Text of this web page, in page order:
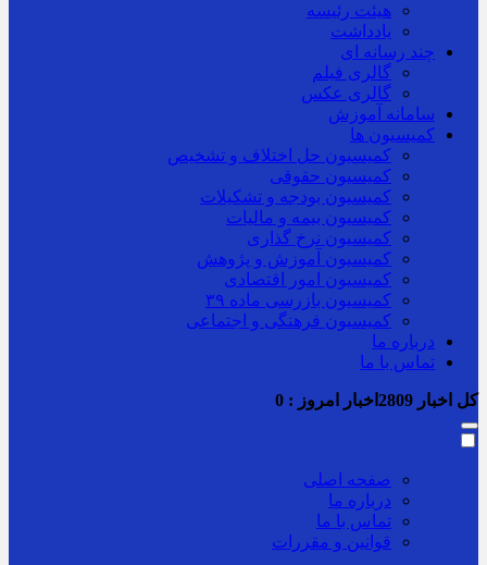
هیئت رئیسه
یادداشت
چند رسانه ای
گالری فیلم
گالری عکس
سامانه آموزش
کمیسیون ها
کمیسیون حل اختلاف و تشخیص
کمیسیون حقوقی
کمیسیون بودجه و تشکیلات
کمیسیون بیمه و مالیات
کمیسیون نرخ گذاری
کمیسیون آموزش و پژوهش
کمیسیون امور اقتصادی
کمیسیون بازرسی ماده ۳۹
کمیسیون فرهنگی و اجتماعی
درباره ما
تماس با ما
کل اخبار اخبار امروز : 0
صفحه اصلی
درباره ما
تماس با ما
قوانین و مقررات